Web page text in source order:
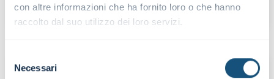
con altre informazioni che ha fornito loro o che hanno
raccolto dal suo utilizzo dei loro servizi.
delNecessari
Focus Webinar IL CAPITALE CIRCOLANTE